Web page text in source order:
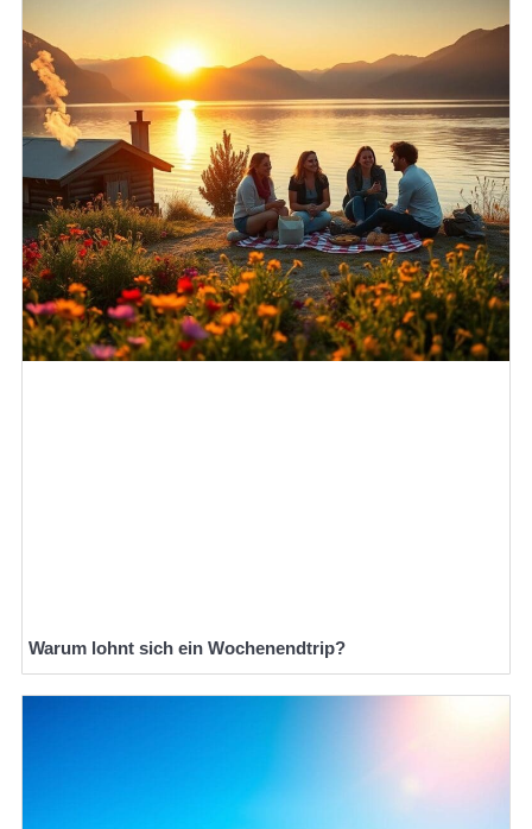
Warum lohnt sich ein Wochenendtrip?